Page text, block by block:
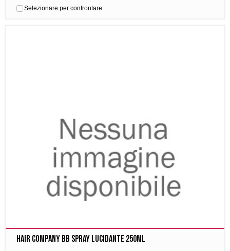
Selezionare per confrontare
Hair company BB Spray lucidante 250ml